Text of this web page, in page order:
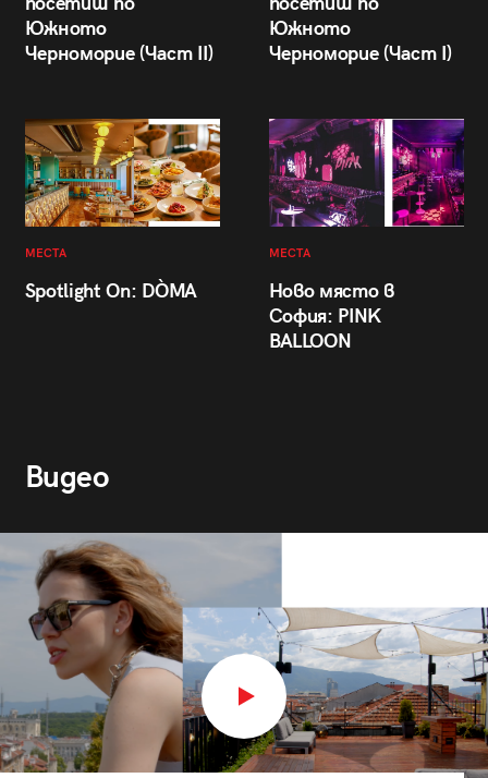
Южното
Черноморие (Част II)
Южното
Черноморие (Част I)
МЕСТА
Spotlight On: DÒMA
МЕСТА
Ново място в
София: PINK
BALLOON
Видео